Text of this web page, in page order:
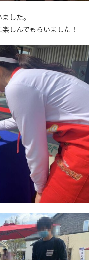
した。
しんでもらいました！